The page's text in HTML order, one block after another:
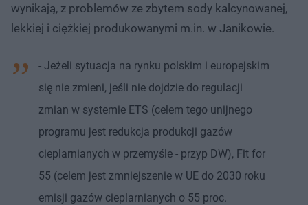
wynikają, z problemów ze zbytem sody kalcynowanej,
lekkiej i ciężkiej produkowanymi m.in. w Janikowie.
- Jeżeli sytuacja na rynku polskim i europejskim
się nie zmieni, jeśli nie dojdzie do regulacji
zmian w systemie ETS (celem tego unijnego
programu jest redukcja produkcji gazów
cieplarnianych w przemyśle - przyp DW), Fit for
55 (celem jest zmniejszenie w UE do 2030 roku
emisji gazów cieplarnianych o 55 proc.